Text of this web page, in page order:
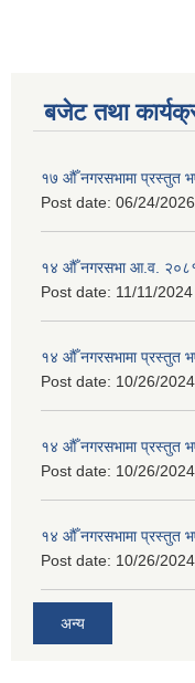
बजेट तथा
१७ औँ नगरसभामा प्रस्तुत
Post date: 06/24/
१४ औँ नगरसभा आ.व.
Post date: 11/11/
१४ औँ नगरसभामा प्रस्तुत
Post date: 10/26/
१४ औँ नगरसभामा प्रस्तुत
Post date: 10/26/
१४ औँ नगरसभामा प्रस्तुत
Post date: 10/26/
अन्य